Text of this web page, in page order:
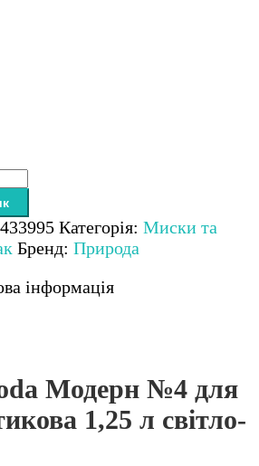
Категорія: Миски та
Бренд: Природа
інформація
Модерн №4 для
1,25 л світло-